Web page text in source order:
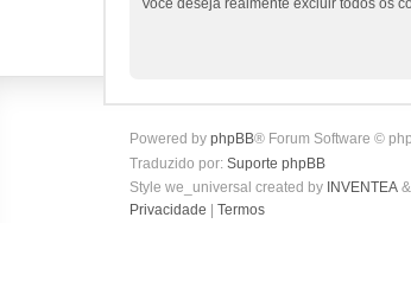
Você deseja realmente excluir todos os
Powered by phpBB® Forum Software ©
Traduzido por: Suporte phpBB
Style we_universal created by INVENTEA &
Privacidade
Termos